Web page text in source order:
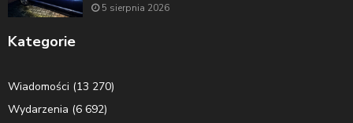
5 sierpnia 2026
Kategorie
Wiadomości (13 270)
Wydarzenia (6 692)